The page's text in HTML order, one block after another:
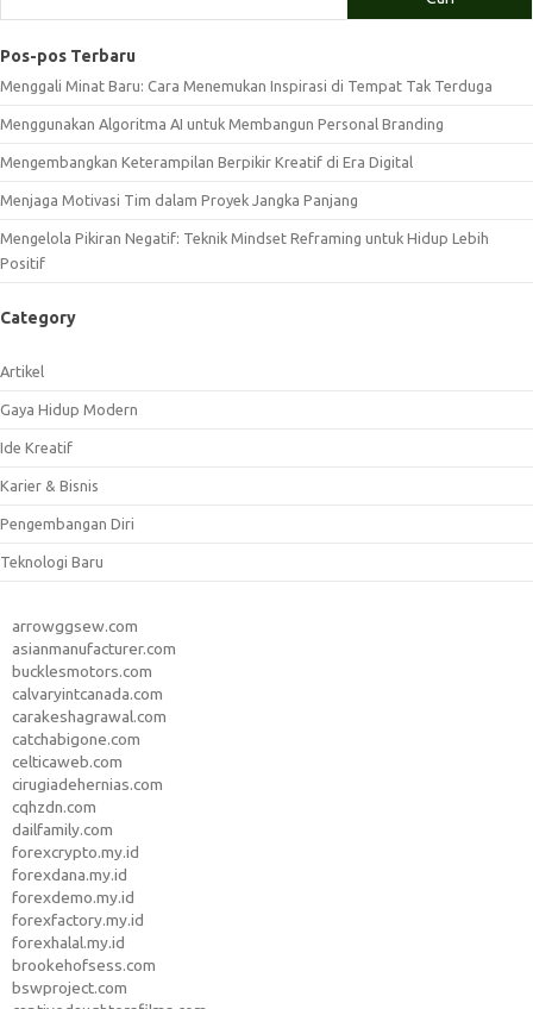
Pos-pos Terbaru
Menggali Minat Baru: Cara Menemukan Inspirasi di Tempat Tak Terduga
Menggunakan Algoritma AI untuk Membangun Personal Branding
Mengembangkan Keterampilan Berpikir Kreatif di Era Digital
Menjaga Motivasi Tim dalam Proyek Jangka Panjang
Mengelola Pikiran Negatif: Teknik Mindset Reframing untuk Hidup Lebih
Positif
Category
Artikel
Gaya Hidup Modern
Ide Kreatif
Karier & Bisnis
Pengembangan Diri
Teknologi Baru
arrowggsew.com
asianmanufacturer.com
bucklesmotors.com
calvaryintcanada.com
carakeshagrawal.com
catchabigone.com
celticaweb.com
cirugiadehernias.com
cqhzdn.com
dailfamily.com
forexcrypto.my.id
forexdana.my.id
forexdemo.my.id
forexfactory.my.id
forexhalal.my.id
brookehofsess.com
bswproject.com